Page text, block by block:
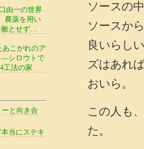
ソースの
ソースか
良いらし
ズはあれ
おいら。
この人も
た。
ーと向き合
本当にステキ